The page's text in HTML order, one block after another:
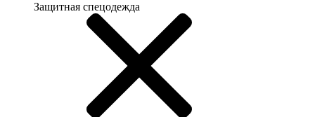
Защитная спецодежда